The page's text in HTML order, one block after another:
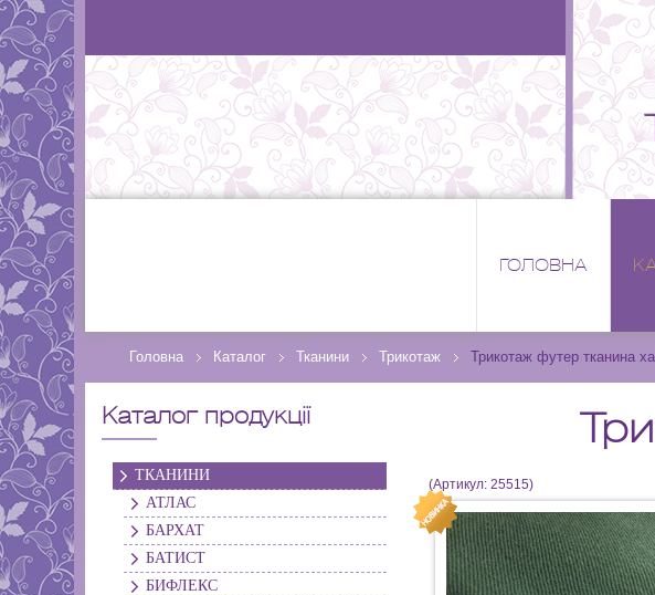
ГОЛОВНА
Головна Каталог Тканини Трикотаж Трикотаж футер тканина
Каталог продукції
ТКАНИНИ
АТЛАС
БАРХАТ
БАТИСТ
БИФЛЕКС
(Артикул:25515)